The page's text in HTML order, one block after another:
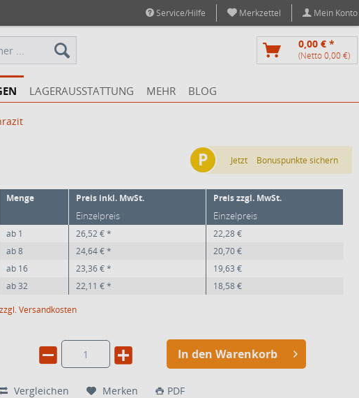
Service/Hilfe Merkzettel Mein Konto
0,00 € *
(Netto 0,00 €)
LAGERAUSSTATTUNG MEHR BLOG
Menge Preis inkl. MwSt. Preis zzgl. MwSt.
Einzelpreis Einzelpreis
ab 1 26,52 € *
22,28 €
ab8 24,64 € *
20,70 €
ab 16 23,36 € *
19,63 €
ab32 22,11 € *
18,58 €
zzgl. Versandkosten
In den Warenkorb
Vergleichen Merken PDF
P Jetzt Bonuspunkte sichern